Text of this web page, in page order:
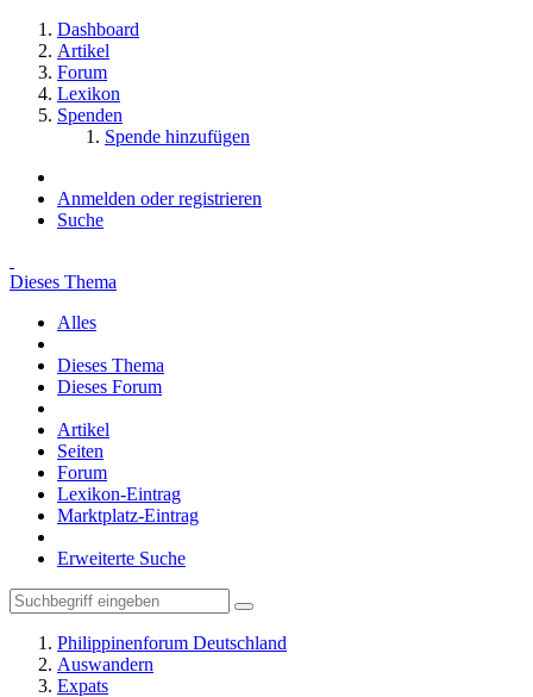
Dashboard
Artikel
Forum
Lexikon
Spenden
Spende hinzufügen
Anmelden oder registrieren
Suche
Dieses Thema
Alles
Dieses Thema
Dieses Forum
Artikel
Seiten
Forum
Lexikon-Eintrag
Marktplatz-Eintrag
Erweiterte Suche
Philippinenforum Deutschland
Auswandern
Expats